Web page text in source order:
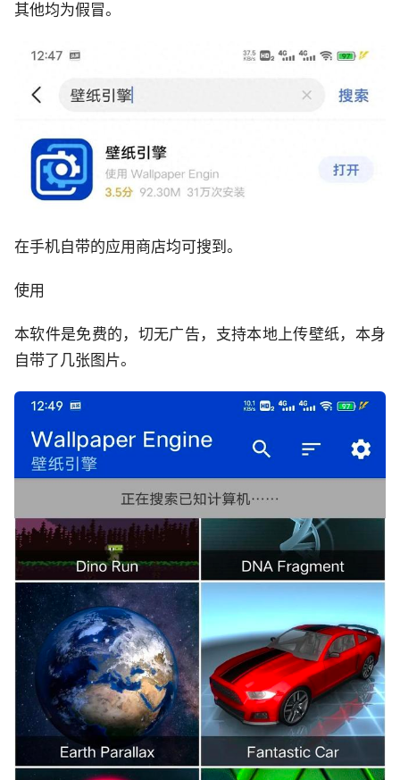
其他均为假冒。
在手机自带的应用商店均可搜到。
使用
本软件是免费的，切无广告，支持本地上传壁纸，本身
自带了几张图片。